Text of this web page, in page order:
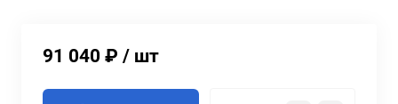
91 040 ₽ / шт